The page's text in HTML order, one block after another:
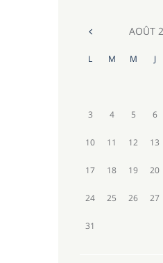
AOÛT
L M M J
3 4 5 6
10 11 12 13
17 18 19 20
24 25 26 27
31